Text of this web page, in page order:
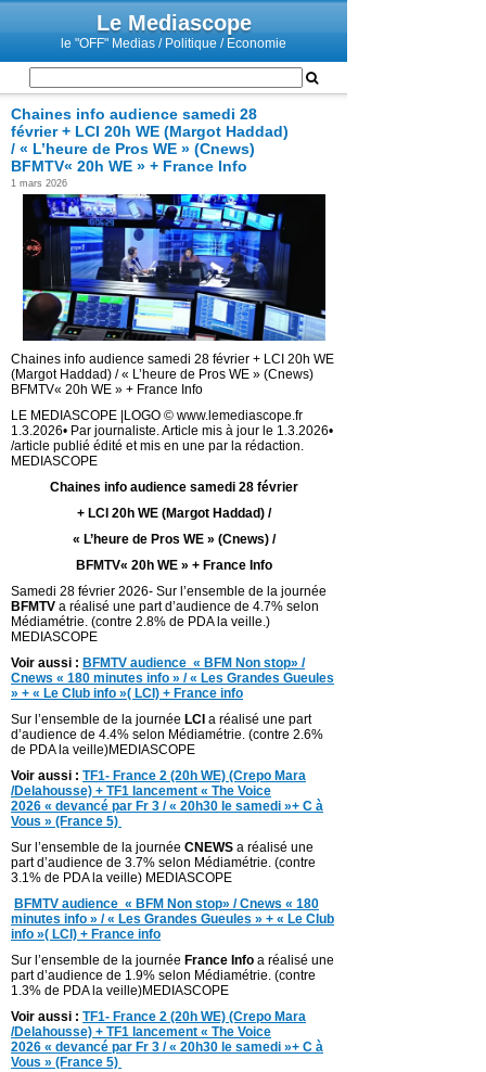
Le Mediascope
le "OFF" Medias / Politique / Economie
Chaines info audience samedi 28
février + LCI 20h WE (Margot Haddad)
/ « L’heure de Pros WE » (Cnews)
BFMTV« 20h WE » + France Info
1 mars 2026
Chaines info audience samedi 28 février + LCI 20h WE
(Margot Haddad) / « L’heure de Pros WE » (Cnews)
BFMTV« 20h WE » + France Info
LE MEDIASCOPE |LOGO © www.lemediascope.fr
1.3.2026• Par journaliste. Article mis à jour le 1.3.2026•
/article publié édité et mis en une par la rédaction.
MEDIASCOPE
Chaines info audience samedi 28 février
+ LCI 20h WE (Margot Haddad) /
« L’heure de Pros WE » (Cnews) /
BFMTV« 20h WE » + France Info
Samedi 28 février 2026- Sur l’ensemble de la journée
BFMTV a réalisé une part d’audience de 4.7% selon
Médiamétrie. (contre 2.8% de PDA la veille.)
MEDIASCOPE
Voir aussi : BFMTV audience « BFM Non stop» /
Cnews « 180 minutes info » / « Les Grandes Gueules
» + « Le Club info »( LCI) + France info
Sur l’ensemble de la journée LCI a réalisé une part
d’audience de 4.4% selon Médiamétrie. (contre 2.6%
de PDA la veille)MEDIASCOPE
Voir aussi : TF1- France 2 (20h WE) (Crepo Mara
/Delahousse) + TF1 lancement « The Voice
2026 « devancé par Fr 3 / « 20h30 le samedi »+ C à
Vous » (France 5)
Sur l’ensemble de la journée CNEWS a réalisé une
part d’audience de 3.7% selon Médiamétrie. (contre
3.1% de PDA la veille) MEDIASCOPE
BFMTV audience « BFM Non stop» / Cnews « 180
minutes info » / « Les Grandes Gueules » + « Le Club
info »( LCI) + France info
Sur l’ensemble de la journée France Info a réalisé une
part d’audience de 1.9% selon Médiamétrie. (contre
1.3% de PDA la veille)MEDIASCOPE
Voir aussi : TF1- France 2 (20h WE) (Crepo Mara
/Delahousse) + TF1 lancement « The Voice
2026 « devancé par Fr 3 / « 20h30 le samedi »+ C à
Vous » (France 5)